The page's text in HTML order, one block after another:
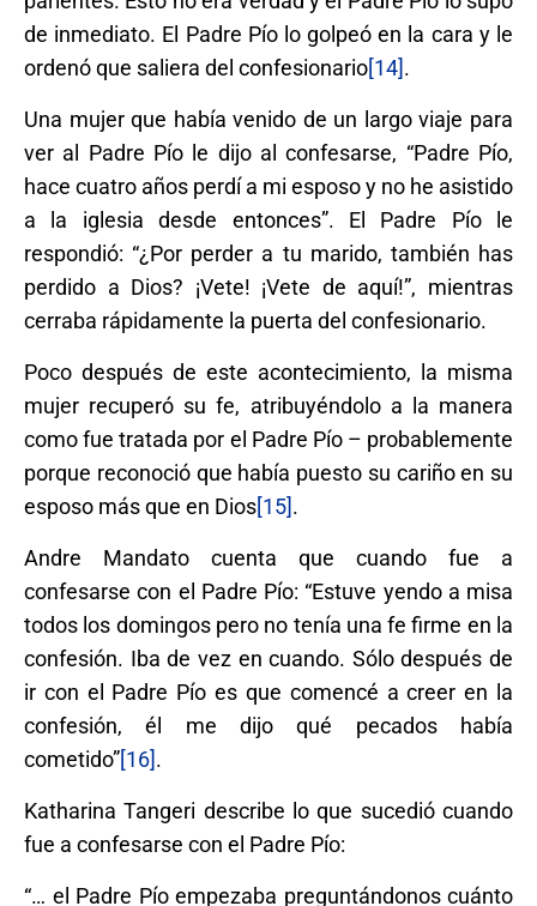
de inmediato. El Padre Pío lo golpeó en la cara y le
ordenó que saliera del confesionario[14].
Una mujer que había venido de un largo viaje para
ver al Padre Pío le dijo al confesarse, “Padre Pío,
hace cuatro años perdí a mi esposo y no he asistido
a la iglesia desde entonces”. El Padre Pío le
respondió: “¿Por perder a tu marido, también has
perdido a Dios? ¡Vete! ¡Vete de aquí!”, mientras
cerraba rápidamente la puerta del confesionario.
Poco después de este acontecimiento, la misma
mujer recuperó su fe, atribuyéndolo a la manera
como fue tratada por el Padre Pío – probablemente
porque reconoció que había puesto su cariño en su
esposo más que en Dios[15].
Andre Mandato cuenta que cuando fue a
confesarse con el Padre Pío: “Estuve yendo a misa
todos los domingos pero no tenía una fe firme en la
confesión. Iba de vez en cuando. Sólo después de
ir con el Padre Pío es que comencé a creer en la
confesión, él me dijo qué pecados había
cometido”[16].
Katharina Tangeri describe lo que sucedió cuando
fue a confesarse con el Padre Pío:
“… el Padre Pío empezaba preguntándonos cuánto